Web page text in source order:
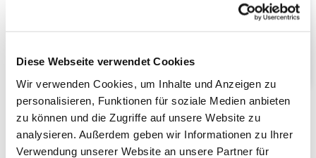
Diese Webseite verwendet Cookies
Wir verwenden Cookies, um Inhalte und Anzeigen zu
personalisieren, Funktionen für soziale Medien anbieten
zu können und die Zugriffe auf unsere Website zu
analysieren. Außerdem geben wir Informationen zu Ihrer
Verwendung unserer Website an unsere Partner für
31.00